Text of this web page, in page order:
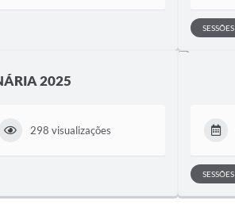
SESSÕES
2025
298 visualizações
SESSÕES